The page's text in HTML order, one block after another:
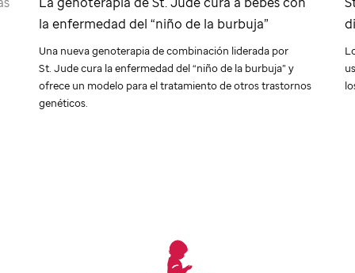
la enfermedad del “niño de la burbuja”
Una nueva genoterapia de combinación liderada por
St. Judecura la enfermedad del “niño de la burbuja” y
ofrece un modelo para el tratamiento de otros trastornos
genéticos.